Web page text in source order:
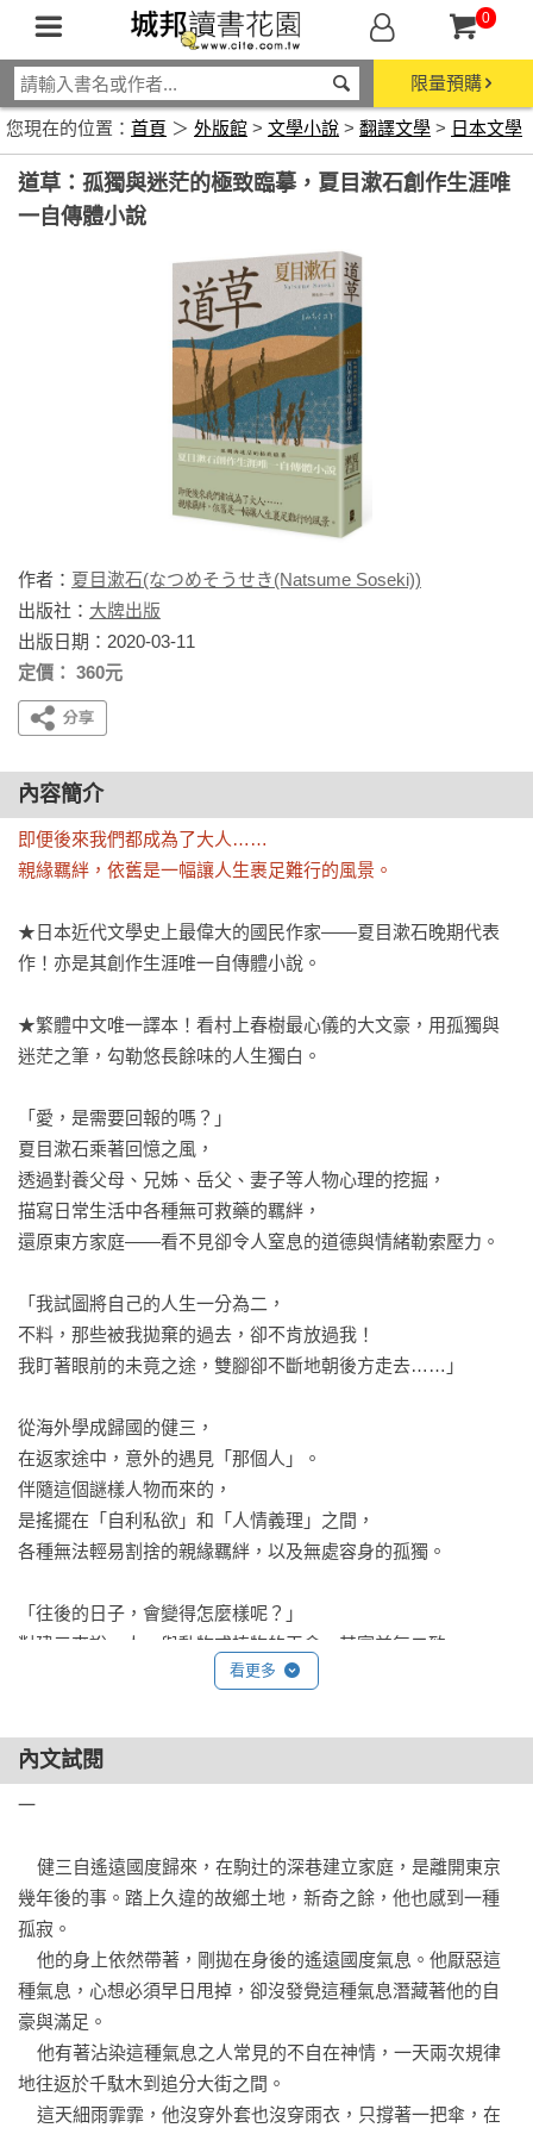
0
限量預購
您現在的位置： 首頁 ＞ 外版館 > 文學小說 > 翻譯文學 > 日本文學
道草：孤獨與迷茫的極致臨摹，夏目漱石創作生涯唯
一自傳體小說
作者： 夏目漱石(なつめそうせき(Natsume Soseki))
出版社： 大牌出版
出版日期：2020-03-11
定價： 360元
內容簡介
即便後來我們都成為了大人……
親緣羈絆，依舊是一幅讓人生裹足難行的風景。
★日本近代文學史上最偉大的國民作家——夏目漱石晚期代表
作！亦是其創作生涯唯一自傳體小說。
★繁體中文唯一譯本！看村上春樹最心儀的大文豪，用孤獨與
迷茫之筆，勾勒悠長餘味的人生獨白。
「愛，是需要回報的嗎？」
夏目漱石乘著回憶之風，
透過對養父母、兄姊、岳父、妻子等人物心理的挖掘，
描寫日常生活中各種無可救藥的羈絆，
還原東方家庭——看不見卻令人窒息的道德與情緒勒索壓力。
「我試圖將自己的人生一分為二，
不料，那些被我拋棄的過去，卻不肯放過我！
我盯著眼前的未竟之途，雙腳卻不斷地朝後方走去……」
從海外學成歸國的健三，
在返家途中，意外的遇見「那個人」。
伴隨這個謎樣人物而來的，
是搖擺在「自利私欲」和「人情義理」之間，
各種無法輕易割捨的親緣羈絆，以及無處容身的孤獨。
「往後的日子，會變得怎麼樣呢？」
對建三來說，人，與動物或植物的天命，其實並無二致。
有人為了產子而努力活著，
儘管不甘心，我們似乎漸漸地，都成為了那個為別人而活的
人。
但真正讓我想哭的人，卻始終未曾出現……」
在漱石短暫多彩的創作生涯中，《道草》是具有濃厚自傳性質
的晚期作品，宛如預知自己的終站般，它將帶領我們重回這位
時代文豪的來時路。
透過平淡卻餘味無窮的筆觸，漱石寄情於主人翁建三的感官，
臨摹每一位曾給予他愛與恨的過客，那些你我熟悉的、生活中
倍覺苦澀的氣味，彷若就在其中。
看更多
內文試閱
一
幾年後的事。踏上久違的故鄉土地，新奇之餘，他也感到一種
孤寂。
種氣息，心想必須早日甩掉，卻沒發覺這種氣息潛藏著他的自
豪與滿足。
地往返於千駄木到追分大街之間。